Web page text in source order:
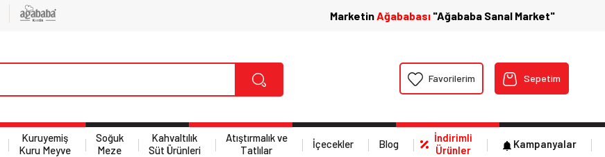
MarketinAğababası "Ağababa Sanal Market"
Sepetim
Favorilerim
Kuruyemiş
Kuru Meyve
Soğuk
Meze
Kahvaltılık
Süt Ürünleri
Atıştırmalık ve
Tatlılar
İçecekler Blog
İndirimli
Ürünler
Kampanyalar